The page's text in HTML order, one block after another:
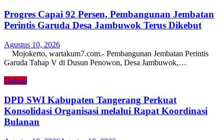
Progres Capai 92 Persen, Pembangunan Jembatan
Perintis Garuda Desa Jambuwok Terus Dikebut
Agustus 10, 2026
Mojokerto, wartakum7.com.- Pembangunan Jembatan Perintis
Garuda Tahap V di Dusun Penowon, Desa Jambuwok,…
Daerah
DPD SWI Kabupaten Tangerang Perkuat
Konsolidasi Organisasi melalui Rapat Koordinasi
Bulanan